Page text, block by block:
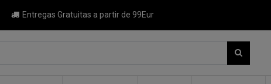
Entregas Gratuitas a partir de 99Eur